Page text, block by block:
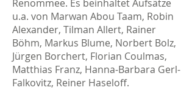
Renommee. Es beinhaltet Aufsätze
u.a. von Marwan Abou Taam, Robin
Alexander, Tilman Allert, Rainer
Böhm, Markus Blume, Norbert Bolz,
Jürgen Borchert, Florian Coulmas,
Matthias Franz, Hanna-Barbara Gerl-
Falkovitz, Reiner Haseloff.